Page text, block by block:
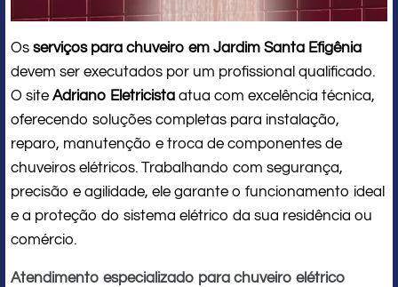
Os serviços para chuveiro em Jardim Santa Efigênia
devem ser executados por um profissional qualificado.
O site Adriano Eletricista atua com excelência técnica,
oferecendo soluções completas para instalação,
reparo, manutenção e troca de componentes de
chuveiros elétricos. Trabalhando com segurança,
precisão e agilidade, ele garante o funcionamento ideal
e a proteção do sistema elétrico da sua residência ou
comércio.
Atendimento especializado para chuveiro elétrico